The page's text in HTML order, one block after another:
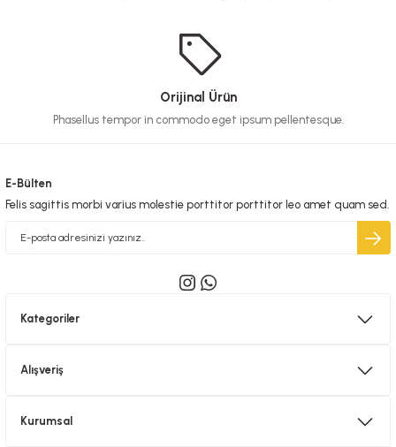
Orijinal Ürün
Phasellus tempor in commodo eget ipsum pellentesque.
E-Bülten
Felis sagittis morbi varius molestie porttitor porttitor leo amet quam sed.
Kategoriler
Alışveriş
Kurumsal